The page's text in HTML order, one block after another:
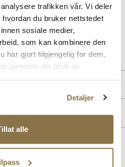
trafikken vår. Vi deler
du bruker nettstedet
sosiale medier,
som kan kombinere den
har gjort tilgjengelig for dem,
gjennom din bruk av
Detaljer
alle
i enhver garderobe, og gir antrekket
produkter